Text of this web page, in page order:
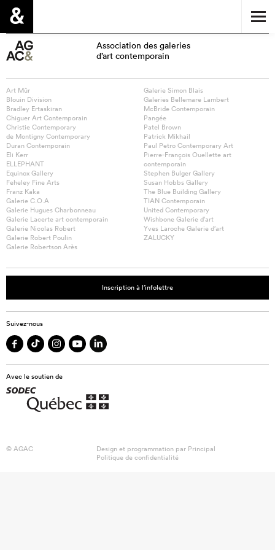
Association des galeries
d’art contemporain
Art Mûr
Blouin Division
Bradley Ertaskiran
Chiguer Art Contemporain
Christie Contemporary
de Montigny Contemporary
Duran Contemporain
Eli Kerr
ELLEPHANT
Equinox Gallery
Feheley Fine Arts
Franz Kaka
Galerie C.O.A
Galerie Hugues Charbonneau
Galerie Lacerte art contemporain
Galerie Nicolas Robert
Galerie Robert Poulin
Galerie Robertson Arès
Galerie Simon Blais
Galeries Bellemare Lambert
McBride Contemporain
Pangée
Patel Brown
Patrick Mikhail
Paul Petro Contemporary Art
Pierre-François Ouellette art
contemporain
Stephen Bulger Gallery
Susan Hobbs Gallery
The Blue Building Gallery
TIAN Contemporain
United Contemporary
Wishbone Galerie d’art
Yves Laroche Galerie d’art
ZALUCKY
Inscription à l’infolettre
Suivez-nous
Avec le soutien de
© AGAC Design et programmation par Principal
Politique de confidentialité